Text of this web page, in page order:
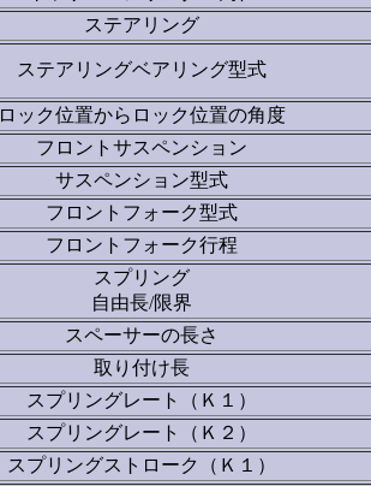
ステアリング
ステアリングベアリング型式
ロック位置からロック位置の角度
フロントサスペンション
サスペンション型式
フロントフォーク型式
フロントフォーク行程
スプリング
自由長/限界
スペーサーの長さ
取り付け長
スプリングレート（Ｋ１）
スプリングレート（Ｋ２）
スプリングストローク（Ｋ１）